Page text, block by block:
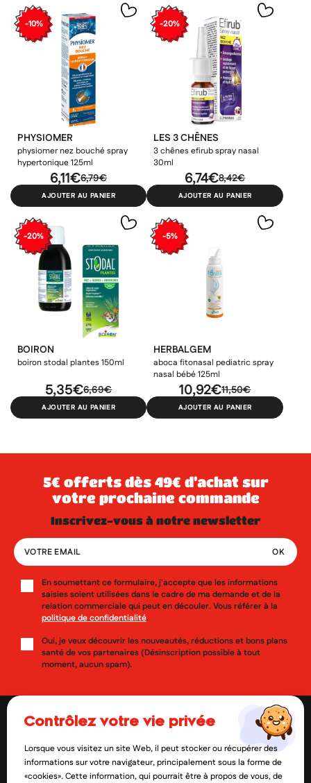
-10%
PHYSIOMER
physiomer nez bouché spray
hypertonique 125ml
6,79€
6,11€
AJOUTER AU PANIER
-20%
LES 3 CHÊNES
3 chênes efirub spray nasal
30ml
8,42€
6,74€
AJOUTER AU PANIER
-20%
BOIRON
boiron stodal plantes 150ml
6,69€
5,35€
AJOUTER AU PANIER
-5%
HERBALGEM
aboca fitonasal pediatric spray
nasal bébé 125ml
11,50€
10,92€
AJOUTER AU PANIER
5€ offerts dès 49€ d’achat sur
votre prochaine commande
inscrivez-vous à notre newsletter
En soumettant ce formulaire, j'accepte que les informations
saisies soient utilisées dans le cadre de ma demande et de la
relation commerciale qui peut en découler. Vous référer à la
politique de confidentialité.
Oui, je veux découvrir les nouveautés, réductions et bons plans
santé de vos partenaires (Désinscription possible à tout
moment, aucun spam).
contact@mylittlepara.com
Ajouter à ma liste d'envies
Créer une nouvelle liste
((modalTitle))
((confirmMessage))
((cancelText)) ((modalDeleteText))
Créer une liste d'envies ×
Nom de la liste d'envies
Annuler Créer une liste d'envies
Connexion ×
Vous devez être connecté pour ajouter des produits à votre
liste d'envies.
Annuler
contrôlez votre vie privée
Lorsque vous visitez un site Web, il peut stocker ou récupérer des
informations sur votre navigateur, principalement sous la forme de
«cookies». Cette information, qui pourrait être à propos de vous, de